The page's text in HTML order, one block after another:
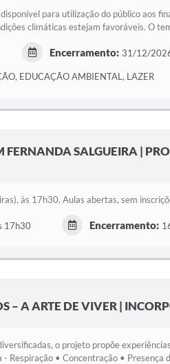
para utilização do público aos
climáticas estejam favoráveis. O
Encerramento: 31/12/
EDUCAÇÃO AMBIENTAL, LAZER
FERNANDA SALGUEIRA |
às 17h30. Aulas abertas, sem
17h30 Encerramento:
– A ARTE DE VIVER |
o projeto propõe
Respiração • Concentração • Presença